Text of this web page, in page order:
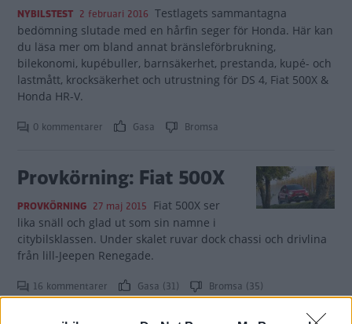
NYBILSTEST 2 februari 2016 Testlagets sammantagna
bedömning slutade med en hårfin seger för Honda. Här kan
du läsa mer om bland annat bränsleförbrukning,
bilekonomi, kupébuller, barnsäkerhet, prestanda, kupé- och
lastmått, krocksäkerhet och utrustning för DS 4, Fiat 500X &
Honda HR-V.
0 kommentarer Gasa Bromsa
Provkörning: Fiat 500X
PROVKÖRNING 27 maj 2015 Fiat 500X ser
lika snäll och glad ut som sin namne i
citybilsklassen. Under skalet ruvar dock chassi och drivlina
från lill-Jeepen Renegade.
16 kommentarer Gasa (31) Bromsa (35)